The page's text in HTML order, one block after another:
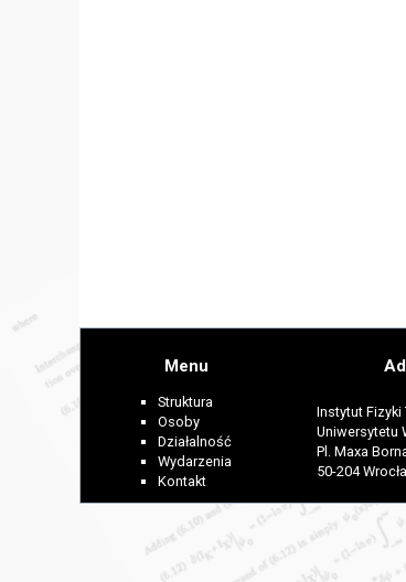
Menu
Struktura
Osoby
Działalność
Wydarzenia
Kontakt
Instytut Fizyki
Uniwersytetu
Pl. Maxa
50-204